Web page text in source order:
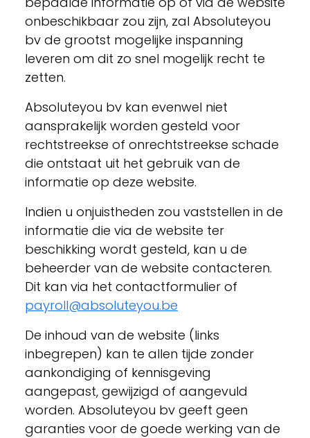
onbeschikbaar zou zijn, zal Absoluteyou
bv de grootst mogelijke inspanning
leveren om dit zo snel mogelijk recht te
zetten.
Absoluteyou bv kan evenwel niet
aansprakelijk worden gesteld voor
rechtstreekse of onrechtstreekse schade
die ontstaat uit het gebruik van de
informatie op deze website.
Indien u onjuistheden zou vaststellen in de
informatie die via de website ter
beschikking wordt gesteld, kan u de
beheerder van de website contacteren.
Dit kan via het contactformulier of
payroll@absoluteyou.be
De inhoud van de website (links
inbegrepen) kan te allen tijde zonder
aankondiging of kennisgeving
aangepast, gewijzigd of aangevuld
worden. Absoluteyou bv geeft geen
garanties voor de goede werking van de